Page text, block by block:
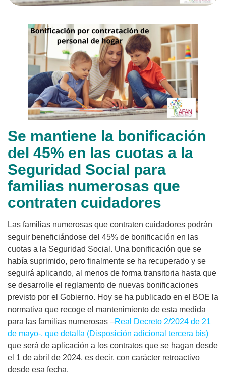
Se mantiene la bonificación
del 45% en las cuotas a la
Seguridad Social para
familias numerosas que
contraten cuidadores
Las familias numerosas que contraten cuidadores podrán
seguir beneficiándose del 45% de bonificación en las
cuotas a la Seguridad Social. Una bonificación que se
había suprimido, pero finalmente se ha recuperado y se
seguirá aplicando, al menos de forma transitoria hasta que
se desarrolle el reglamento de nuevas bonificaciones
previsto por el Gobierno. Hoy se ha publicado en el BOE la
normativa que recoge el mantenimiento de esta medida
para las familias numerosas –Real Decreto 2/2024 de 21
de mayo-, que detalla (Disposición adicional tercera bis)
que será de aplicación a los contratos que se hagan desde
el 1 de abril de 2024, es decir, con carácter retroactivo
desde esa fecha.